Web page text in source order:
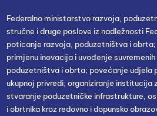
Federalno ministarstvo razvoja,
stručne i druge poslove iz nadležnosti
poticanje razvoja, poduzetništva i
primjenu inovacija i uvođenje
poduzetništva i obrta; povećanje udjela
ukupnoj privredi; organiziranje institucija
stvaranje poduzetničke infrastrukture,
i obrtnika kroz redovno i dopunsko